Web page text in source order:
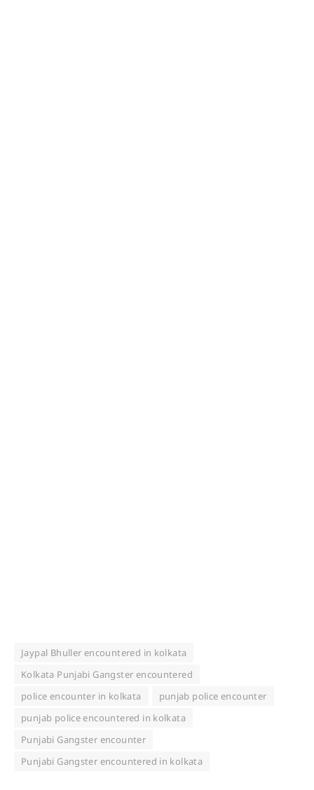
Jaypal Bhuller encountered in kolkata
Kolkata Punjabi Gangster encountered
police encounter in kolkata
punjab police encounter
punjab police encountered in kolkata
Punjabi Gangster encounter
Punjabi Gangster encountered in kolkata